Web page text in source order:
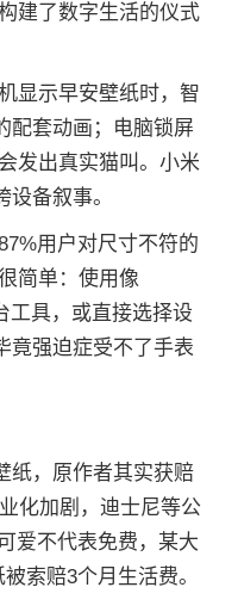
建了数字生活的仪式
显示早安壁纸时，智
配套动画；电脑锁屏
发出真实猫叫。小米
备叙事。
用户对尺寸不符的
简单：使用像
工具，或直接选择设
竟强迫症受不了手表
纸，原作者其实获赔
化加剧，迪士尼等公
爱不代表免费，某大
索赔3个月生活费。